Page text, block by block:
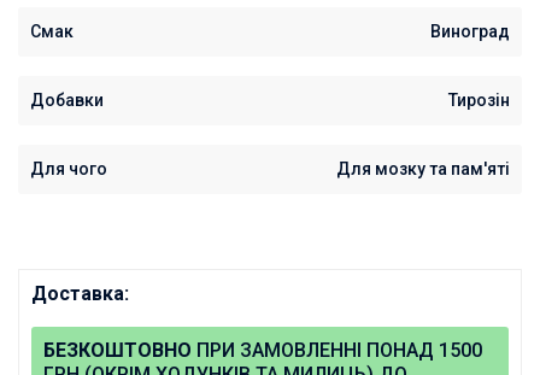
Смак Виноград
Добавки Тирозін
Для чого Для мозку та пам'яті
Доставка:
БЕЗКОШТОВНО ПРИ ЗАМОВЛЕННІ ПОНАД 1500